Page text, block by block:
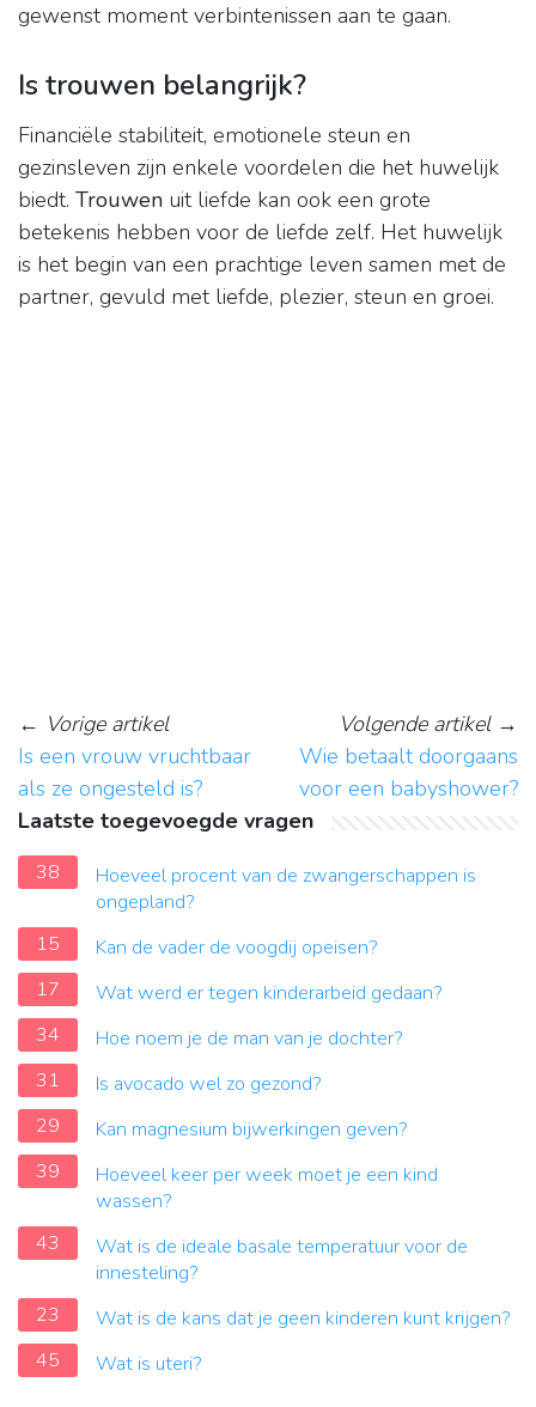
gewenst moment verbintenissen aan te gaan.
Is trouwen belangrijk?
Financiële stabiliteit, emotionele steun en
gezinsleven zijn enkele voordelen die het huwelijk
biedt. Trouwen uit liefde kan ook een grote
betekenis hebben voor de liefde zelf. Het huwelijk
is het begin van een prachtige leven samen met de
partner, gevuld met liefde, plezier, steun en groei.
← Vorige artikel
Is een vrouw vruchtbaar
als ze ongesteld is?
Volgende artikel→
Wie betaalt doorgaans
voor een babyshower?
Laatste toegevoegde vragen
38
Hoeveel procent van de zwangerschappen is
ongepland?
15
Kan de vader de voogdij opeisen?
17
Wat werd er tegen kinderarbeid gedaan?
34
Hoe noem je de man van je dochter?
31
Is avocado wel zo gezond?
29
Kan magnesium bijwerkingen geven?
39
Hoeveel keer per week moet je een kind
wassen?
43
Wat is de ideale basale temperatuur voor de
innesteling?
23
Wat is de kans dat je geen kinderen kunt krijgen?
45
Wat is uteri?